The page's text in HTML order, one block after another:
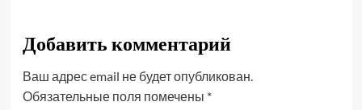
Добавить комментарий
Ваш адрес email не будет опубликован.
Обязательные поля помечены *